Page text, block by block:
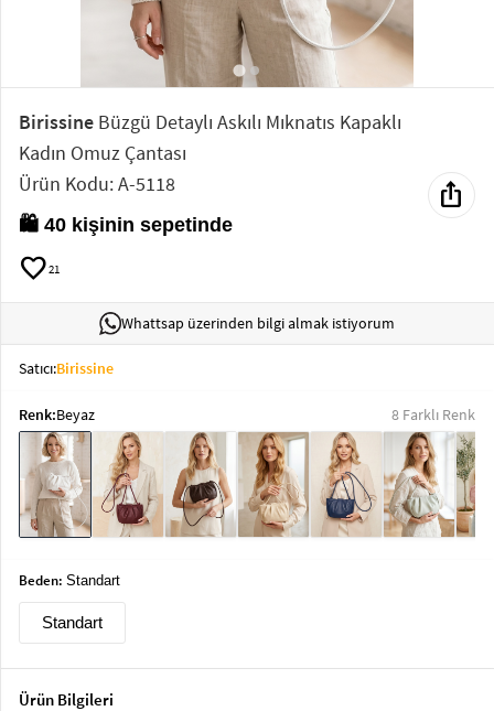
T-Shirt
Giyimkeyboard_arrow_down
Takımlarkeyboard_arrow_down
Alt
Giyimkeyboard_arrow_down
Dış
keyboard_arrow_down
Birissine Büzgü Detaylı Askılı Mıknatıs Kapaklı
Kadın Omuz Çantası
Ürün Kodu: A-5118
🛍️ 40 kişinin sepetinde
favorite21
ios_share
Whattsap üzerinden bilgi almak istiyorum
Satıcı:Birissine
Renk:Beyaz 8 Farklı Renk
Beden: Standart
Standart
Ürün Bilgileri